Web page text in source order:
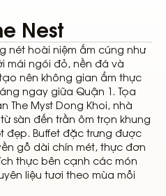
Nest
nét hoài niệm ấm cúng như
mái ngói đỏ, nền đá và
nên không gian ẩm thực
ngay giữa Quận 1. Tọa
The Myst Dong Khoi, nhà
sàn đến trần ôm trọn khung
đẹp. Buffet đặc trưng được
gỗ dài chín mét, thực đơn
thực bên cạnh các món
liệu tươi theo mùa mỗi